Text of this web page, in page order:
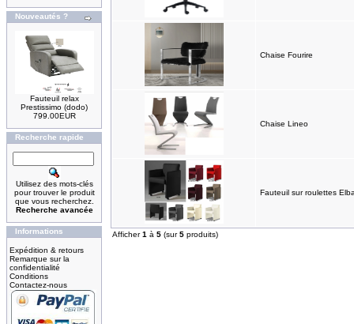
Nouveautés ?
Fauteuil relax
Prestissimo (dodo)
799.00EUR
Recherche rapide
Utilisez des mots-clés
pour trouver le produit
que vous recherchez.
Recherche avancée
Informations
Expédition & retours
Remarque sur la
confidentialité
Conditions
Contactez-nous
Chaise Fourire
Chaise Lineo
Fauteuil sur roulettes
Afficher1 à 5 (sur5 produits)